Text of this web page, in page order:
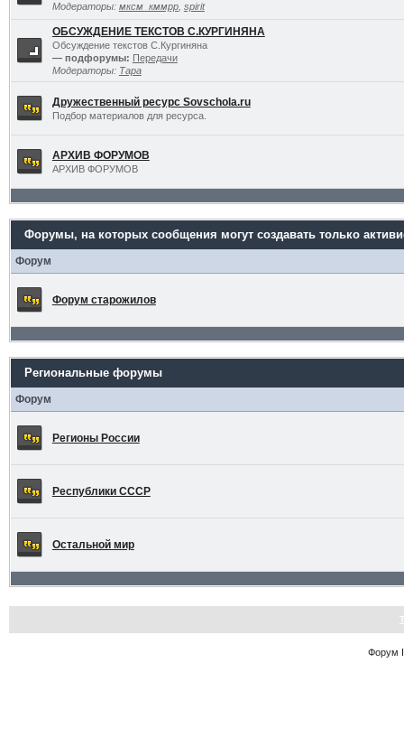
Модераторы: мксм_кммрр, spirit
ОБСУЖДЕНИЕ ТЕКСТОВ С.КУРГИНЯНА
Обсуждение текстов С.Кургиняна
— подфорумы: Передачи
Модераторы: Тара
Дружественный ресурс Sovschola.ru
Подбор материалов для ресурса.
АРХИВ ФОРУМОВ
АРХИВ ФОРУМОВ
Форумы, на которых сообщения могут создавать только
Форум
Форум старожилов
Региональные форумы
Форум
Регионы России
Республики СССР
Остальной мир
Форум